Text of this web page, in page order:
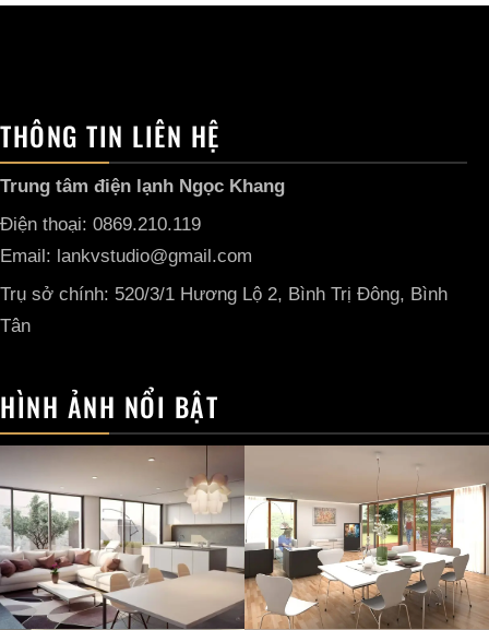
THÔNG TIN LIÊN HỆ
Trung tâm điện lạnh Ngọc Khang
Điện thoại: 0869.210.119
Email: lankvstudio@gmail.com
Trụ sở chính: 520/3/1 Hương Lộ 2, Bình Trị Đông, Bình
Tân
HÌNH ẢNH NỔI BẬT